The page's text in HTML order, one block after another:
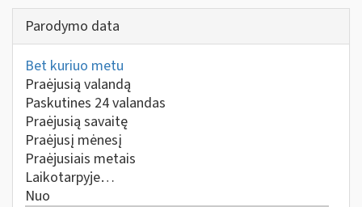
Parodymo data
Bet kuriuo metu
Praėjusią valandą
Paskutines 24 valandas
Praėjusią savaitę
Praėjusį mėnesį
Praėjusiais metais
Laikotarpyje…
Nuo